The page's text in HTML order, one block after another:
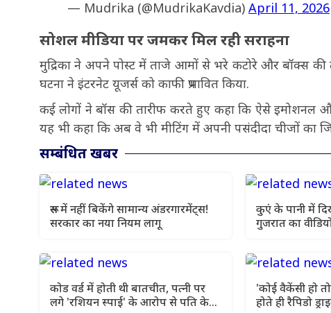
— Mudrika (@MudrikaKavdia) April 11, 2026
सोशल मीडिया पर जमकर मिल रही सराहना
मुद्रिका ने अपने पोस्ट में ताजे आमों से भरे कटोरे और बॉक्स की
घटना ने इंटरनेट यूजर्स को काफी प्रभावित किया.
कई लोगों ने बॉस की तारीफ करते हुए कहा कि ऐसे इमोशनल
यह भी कहा कि अब वे भी मीटिंग में अपनी पसंदीदा चीजों का
सम्बंधित खबर
रूस में नहीं बिकेंगे सामान्य अंडरगारमेंट्स!
सरकार का नया नियम लागू
कुएं के पानी में
गुजरात का
कोड वर्ड में होती थी बातचीत, पत्नी पर
लगे 'रशियन स्पाई' के आरोप से पति के
'कोई वैकेंसी हो
होते ही रैपिडो